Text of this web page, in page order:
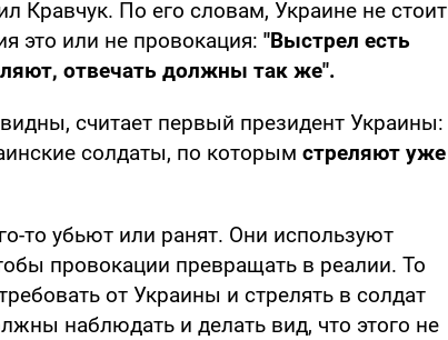
Кравчук. По его словам, Украине не стоит
это или не провокация: "Выстрел есть
отвечать должны так же".
считает первый президент Украины:
солдаты, по которым стреляют уже
то убьют или ранят. Они используют
провокации превращать в реалии. То
от Украины и стрелять в солдат
наблюдать и делать вид, что этого не